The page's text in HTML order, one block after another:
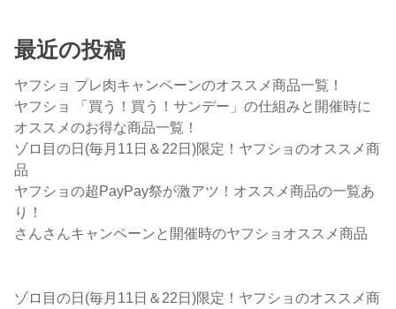
最近の投稿
ヤフショ プレ肉キャンペーンのオススメ商品一覧！
ヤフショ 「買う！買う！サンデー」の仕組みと開催時に
オススメのお得な商品一覧！
ゾロ目の日(毎月11日＆22日)限定！ヤフショのオススメ商
品
ヤフショの超PayPay祭が激アツ！オススメ商品の一覧あ
り！
さんさんキャンペーンと開催時のヤフショオススメ商品
ゾロ目の日(毎月11日＆22日)限定！ヤフショのオススメ商